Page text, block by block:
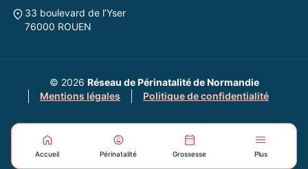
Accueil Périnatalité Grossesse Plus
33 boulevard de l’Yser
76000 ROUEN
© 2026 Réseau de Périnatalité de Normandie
Mentions légales
Politique de confidentialité